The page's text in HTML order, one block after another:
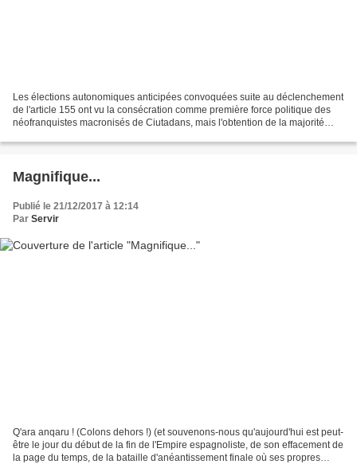
Les élections autonomiques anticipées convoquées suite au déclenchement
de l'article 155 ont vu la consécration comme première force politique des
néofranquistes macronisés de Ciutadans, mais l'obtention de la majorité
Magnifique...
Publié le 21/12/2017 à 12:14
Par Servir
Q'ara anqaru ! (Colons dehors !) (et souvenons-nous qu'aujourd'hui est peut-
être le jour du début de la fin de l'Empire espagnoliste, de son effacement de
la page du temps, de la bataille d'anéantissement finale où ses propres